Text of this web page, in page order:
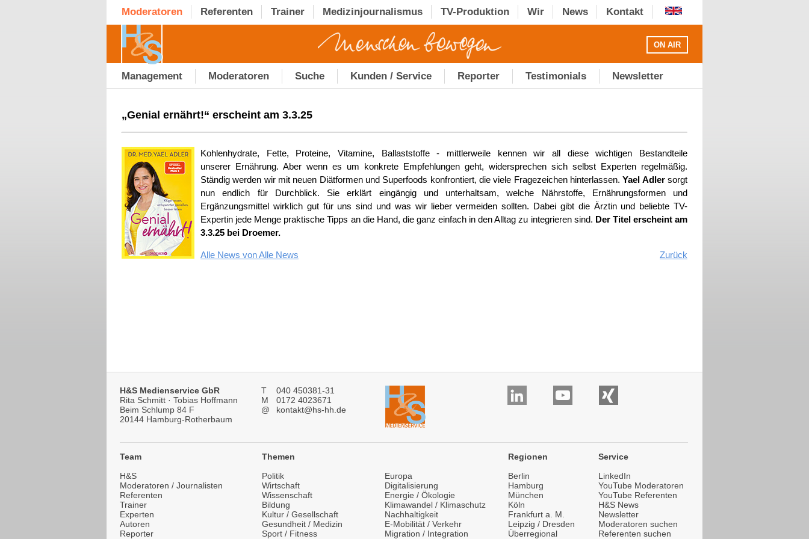
Moderatoren Referenten Trainer Medizinjournalismus TV-Produktion Wir News Kontakt
ON AIR
Management Moderatoren Suche Kunden / Service Reporter Testimonials Newsletter
„Genial ernährt!“ erscheint am 3.3.25
Kohlenhydrate, Fette, Proteine, Vitamine, Ballaststoffe - mittlerweile kennen wir all diese wichtigen Bestandteile
unserer Ernährung. Aber wenn es um konkrete Empfehlungen geht, widersprechen sich selbst Experten regelmäßig.
Ständig werden wir mit neuen Diätformen und Superfoods konfrontiert, die viele Fragezeichen hinterlassen.Yael Adlersorgt
nun endlich für Durchblick. Sie erklärt eingängig und unterhaltsam, welche Nährstoffe, Ernährungsformen und
Ergänzungsmittel wirklich gut für uns sind und was wir lieber vermeiden sollten. Dabei gibt die Ärztin und beliebte TV-
Expertin jede Menge praktische Tipps an die Hand, die ganz einfach in den Alltag zu integrieren sind. Der Titel erscheint am
3.3.25 bei Droemer.
Alle News von Alle News Zurück
H&S Medienservice GbR
Rita Schmitt · Tobias Hoffmann
Beim Schlump 84 F
20144 Hamburg-Rotherbaum
T
040 450381-31
M
0172 4023671
@
kontakt@hs-hh.de
Team
H&S
Moderatoren / Journalisten
Referenten
Trainer
Experten
Autoren
Reporter
Themen
Politik
Wirtschaft
Wissenschaft
Bildung
Kultur / Gesellschaft
Gesundheit / Medizin
Sport / Fitness
Europa
Digitalisierung
Energie / Ökologie
Klimawandel / Klimaschutz
Nachhaltigkeit
E-Mobilität / Verkehr
Migration / Integration
Regionen
Berlin
Hamburg
München
Köln
Frankfurt a. M.
Leipzig / Dresden
Überregional
Service
LinkedIn
YouTube Moderatoren
YouTube Referenten
H&S News
Newsletter
Moderatoren suchen
Referenten suchen